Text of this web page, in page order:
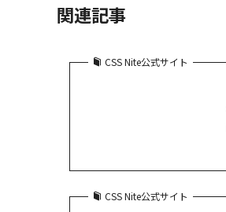
関連記事
CSS Nite公式サイト
CSS Nite公式サイト